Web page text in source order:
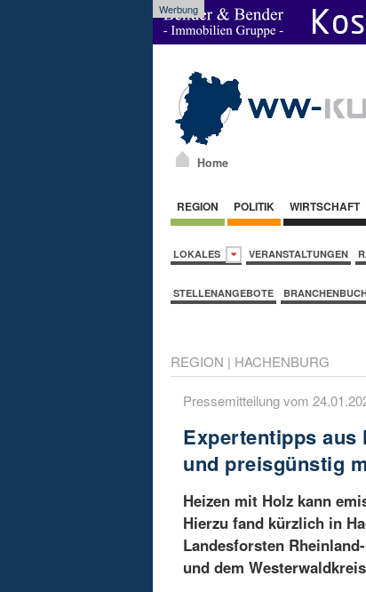
Werbung
Home
REGION POLITIK WIRTSCHAFT
LOKALES VERANSTALTUNGEN
STELLENANGEBOTE
REGION | HACHENBURG
Pressemitteilung vom
Expertentipps aus
und preisgünstig
Heizen mit Holz kann
Hierzu fand kürzlich in
Landesforsten
und dem